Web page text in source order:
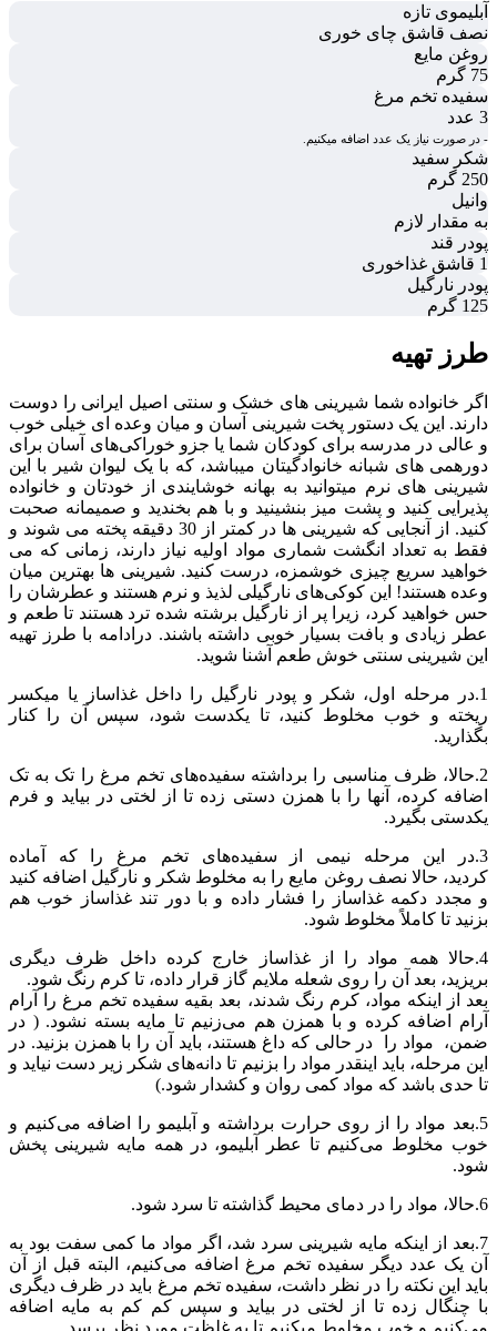
آبلیموی تازه
نصف قاشق چای خوری
روغن مایع
75 گرم
سفیده تخم مرغ
3 عدد
- در صورت نیاز یک عدد اضافه میکنیم.
شکر سفید
250 گرم
وانیل
به مقدار لازم
پودر قند
1 قاشق غذاخوری
پودر نارگیل
125 گرم
طرز تهیه
اگر خانواده شما شیرینی های خشک و سنتی اصیل ایرانی را دوست
دارند. این یک دستور پخت شیرینی آسان و میان‌ وعده‌ ای خیلی خوب
و عالی در مدرسه برای کودکان شما یا جزو خوراکی‌های آسان برای
دورهمی های شبانه خانوادگیتان میباشد، که با یک لیوان شیر با این
شیرینی های نرم میتوانید به بهانه خوشایندی از خودتان و خانواده
پذیرایی کنید و پشت میز بنشینید و با هم بخندید و صمیمانه صحبت
کنید. از آنجایی که شیرینی ها در کمتر از 30 دقیقه پخته می شوند و
فقط به تعداد انگشت شماری مواد اولیه نیاز دارند، زمانی که می
خواهید سریع چیزی خوشمزه، درست کنید. شیرینی ها بهترین میان
وعده هستند! این کوکی‌های نارگیلی لذیذ و نرم هستند و عطرشان را
حس خواهید کرد، زیرا پر از نارگیل برشته شده ترد هستند تا طعم و
عطر زیادی و بافت‌ بسیار خوبی داشته باشند. درادامه با طرز تهیه
این شیرینی سنتی خوش طعم آشنا شوید.
1.در مرحله اول، شکر و پودر نارگیل را داخل غذاساز یا میکسر
ریخته و خوب مخلوط کنید، تا یکدست شود، سپس آن را کنار
بگذارید.
2.حالا، ظرف مناسبی را برداشته سفیده‌های تخم مرغ را تک به تک
اضافه کرده، آنها را با همزن دستی زده تا از لختی در بیاید و فرم
یکدستی بگیرد.
3.در این مرحله نیمی از سفیده‌های تخم مرغ را که آماده
کردید، حالا نصف روغن مایع را به مخلوط شکر و نارگیل اضافه کنید
و مجدد دکمه غذاساز را فشار داده و با دور تند غذاساز خوب هم
بزنید تا کاملاً مخلوط شود.
4.حالا همه مواد را از غذاساز خارج کرده داخل ظرف دیگری
بریزید، بعد آن را روی شعله ملایم گاز قرار داده، تا کرم رنگ شود.
بعد از اینکه مواد، کرم رنگ شدند، بعد بقیه سفیده تخم مرغ را آرام
آرام اضافه کرده و با همزن هم می‌زنیم تا مایه بسته نشود. ( در
ضمن، مواد را در حالی که داغ هستند، باید آن را با همزن بزنید. در
این مرحله، باید اینقدر مواد را بزنیم تا دانه‌های شکر زیر دست نیاید و
تا حدی باشد که مواد کمی روان و کشدار شود.)
5.بعد مواد را از روی حرارت برداشته و آبلیمو را اضافه می‌کنیم و
خوب مخلوط می‌کنیم تا عطر آبلیمو، در همه مایه شیرینی پخش
شود.
6.حالا، مواد را در دمای محیط گذاشته تا سرد شود.
7.بعد از اینکه مایه شیرینی سرد شد، اگر مواد ما کمی سفت بود به
آن یک عدد دیگر سفیده تخم مرغ اضافه می‌کنیم، البته قبل از آن
باید این نکته را در نظر داشت، سفیده تخم مرغ باید در ظرف دیگری
با چنگال زده تا از لختی در بیاید و سپس کم کم به مایه اضافه
می‌کنیم و خوب مخلوط میکنیم تا به غلظت مورد نظر برسد.